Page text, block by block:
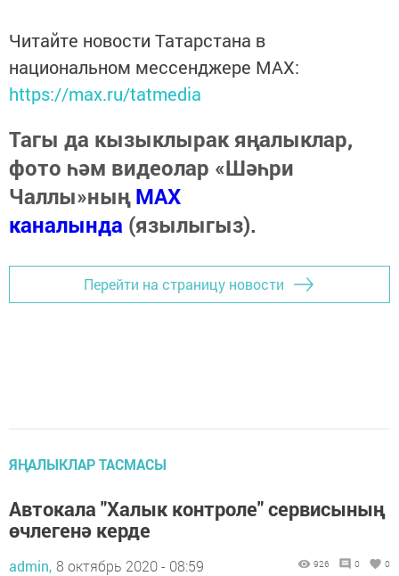
Читайте новости Татарстана в
национальном мессенджере MАХ:
https://max.ru/tatmedia
Тагы да кызыклырак яңалыклар,
фото һәм видеолар «Шәһри
Чаллы»ныңMAX
каналында (язылыгыз).
Перейти на страницу новости
ЯҢАЛЫКЛАР ТАСМАСЫ
Автокала "Халык контроле" сервисының
өчлегенә керде
admin, 8 октябрь 2020 - 08:59 926 0 0